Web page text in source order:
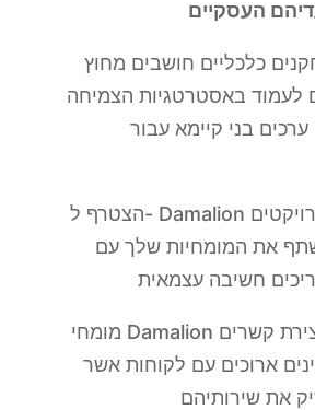
העסקיים
כלכליים חושבים מחוץ
לעמוד באסטרטגיות הצמיחה
בני קיימא עבור
הצטרף ל- Damalion כדי לגשת לפרויקטים
את המומחיות שלך עם
מומחי Damalion מתמקדים ביצירת קשרים
ארוכים עם לקוחות אשר